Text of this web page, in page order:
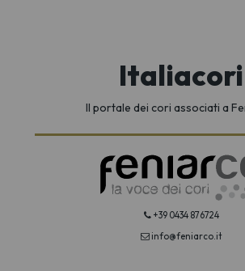
Italiacori
Il portale dei cori associati a
+39 0434 876724
info@feniarco.it